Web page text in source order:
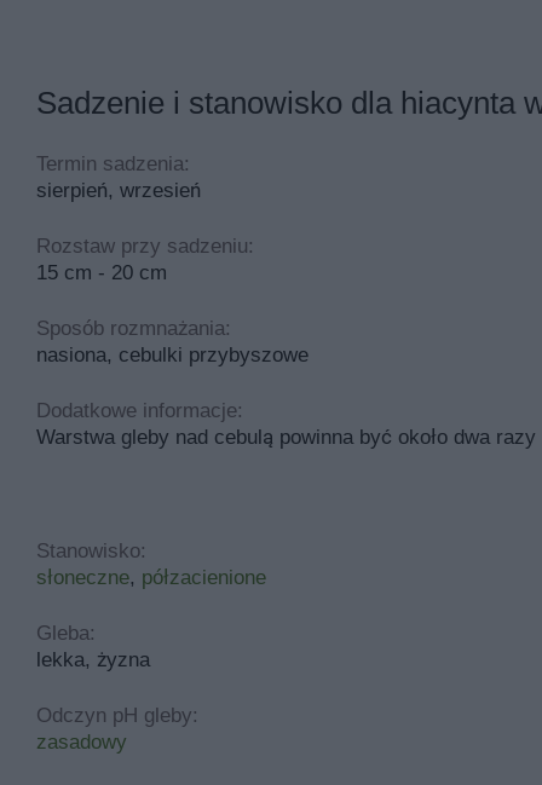
Hiacynt wschodni ‘Prince of Love’ – hiacynt różowy,
Hiacynt wschodni ‘Dark Dimension’ –
Zanim nabędziemy w sklepie ogrodniczym cebulki
możliwa jest także uprawa hiacyntów w doniczkach.
Sadzenie i stanowisko dla hiacynta
Termin sadzenia:
sierpień, wrzesień
Rozstaw przy sadzeniu:
15 cm - 20 cm
Sposób rozmnażania:
nasiona, cebulki przybyszowe
Dodatkowe informacje:
Warstwa gleby nad cebulą powinna być około dwa
Stanowisko:
słoneczne, półzacienione
Gleba:
lekka, żyzna
Odczyn pH gleby:
zasadowy